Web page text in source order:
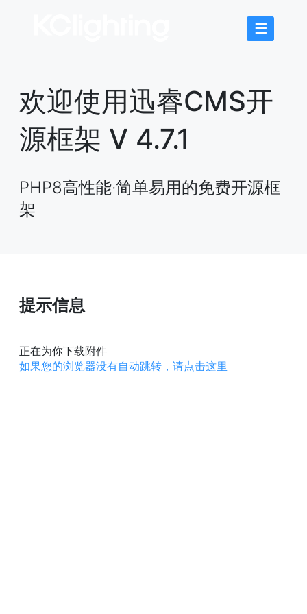
☰
欢迎使用迅睿CMS开
源框架 V 4.7.1
PHP8高性能·简单易用的免费开源框
架
提示信息
正在为你下载附件
如果您的浏览器没有自动跳转，请点击这里